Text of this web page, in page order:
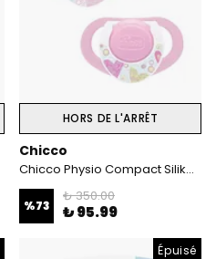
HORS DE L'ARRÊT
Chicco
Chicco Physio Compact Silikon Emzik (6-12 Ay) 2'li - Kız
%73
₺ 350.00
₺ 95.99
Épuisé